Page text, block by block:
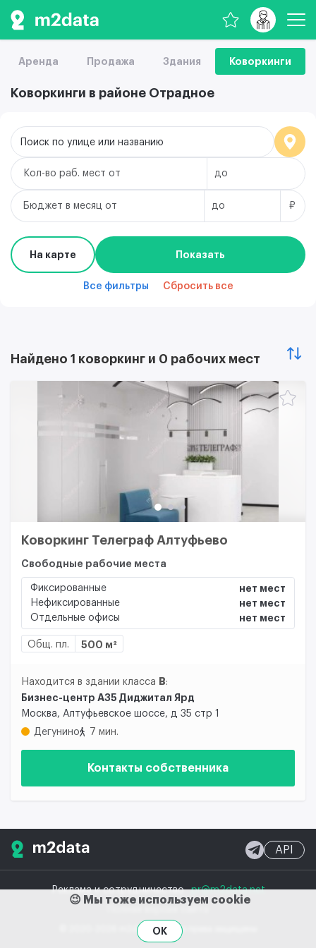
Аренда Продажа Здания Коворкинги
Коворкинги в районе Отрадное
Кол-во раб. мест
Бюджет в месяц ₽
Поиск по улице или названию
На карте Показать
Все фильтры Сбросить все
Найдено 1 коворкинг и 0 рабочих мест
Коворкинг Телеграф Алтуфьево
Свободные рабочие места
Фиксированные
нет мест
Нефиксированные
нет мест
Отдельные офисы
нет мест
Общ. пл. 500 м²
Находится в здании класса B:
Бизнес-центр А35 Диджитал Ярд
Москва, Алтуфьевское шоссе, д 35 стр 1
Дегунино
7 мин.
Контакты собственника
Реклама и сотрудничествоpr@m2data.net
API
© 2020-2026 m2data, Inc. Все права защищены
😉 Мы тоже используем cookie
OK